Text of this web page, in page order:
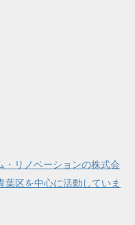
・リノベーションの株式会
区を中心に活動していま